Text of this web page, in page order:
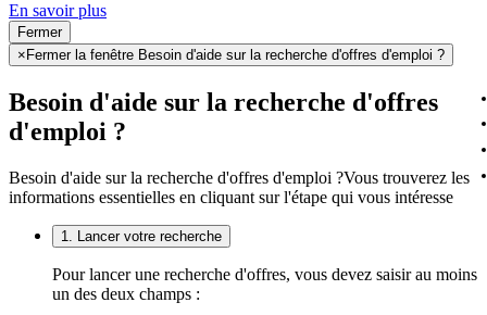
En savoir plus
Fermer
× Fermer la fenêtre Besoin d'aide sur la recherche d'offres d'emploi ?
Besoin d'aide sur la recherche d'offres
d'emploi ?
Besoin d'aide sur la recherche d'offres d'emploi ?Vous trouverez les
informations essentielles en cliquant sur l'étape qui vous intéresse
1. Lancer votre recherche
Pour lancer une recherche d'offres, vous devez saisir au moins
un des deux champs :